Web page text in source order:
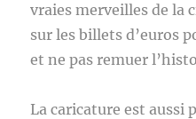
vraies merveilles de la
sur les billets d’euros
et ne pas remuer
La caricature est aussi